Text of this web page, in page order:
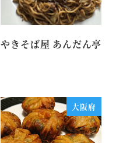
やきそば屋 あんだん亭
大阪府